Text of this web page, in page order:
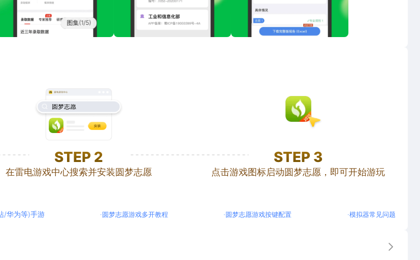
图集(1/5)
圆梦志愿
STEP 2
在雷电游戏中心搜索并安装圆梦志愿
STEP 3
点击游戏图标启动圆梦志愿，即可开始游玩
/华为等)手游 ·圆梦志愿游戏多开教程 ·圆梦志愿游戏按键配置 ·模拟器常见问题
更多